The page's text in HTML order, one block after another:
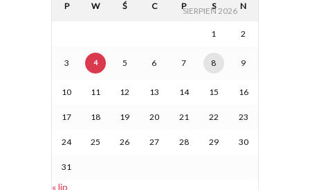
SIERPIEŃ 2026
P W Ś C P S N
1 2
3 4 5 6 7 8 9
10 11 12 13 14 15 16
17 18 19 20 21 22 23
24 25 26 27 28 29 30
31
« lip